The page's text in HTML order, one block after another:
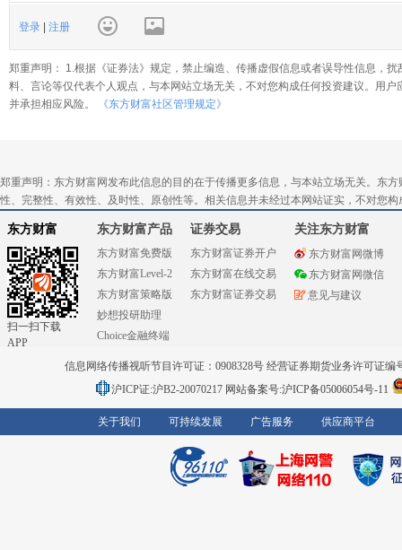
登录 注册
郑重声明： 1.根据《证券法》规定，禁止编造、传播虚假信息或者误导性信息，
料、言论等仅代表个人观点，与本网站立场无关，不对您构成任何投资建议。用
并承担相应风险。
《东方财富社区管理规定》
郑重声明：东方财富网发布此信息的目的在于传播更多信息，与本站立场无关。东
性、完整性、有效性、及时性、原创性等。相关信息并未经过本网站证实，不对您
东方财富
扫一扫下载
APP
东方财富产品
东方财富免费版
东方财富Level-2
东方财富策略版
妙想投研助理
Choice金融终端
证券交易
东方财富证券开户
东方财富在线交易
东方财富证券交易
关注东方财富
东方财富网微博
东方财富网微信
意见与建议
信息网络传播视听节目许可证：0908328号 经营证券期货业务许可证编
沪ICP证:沪B2-20070217 网站备案号:沪ICP备05006054号-11
关于我们 可持续发展 广告服务 供应商平台